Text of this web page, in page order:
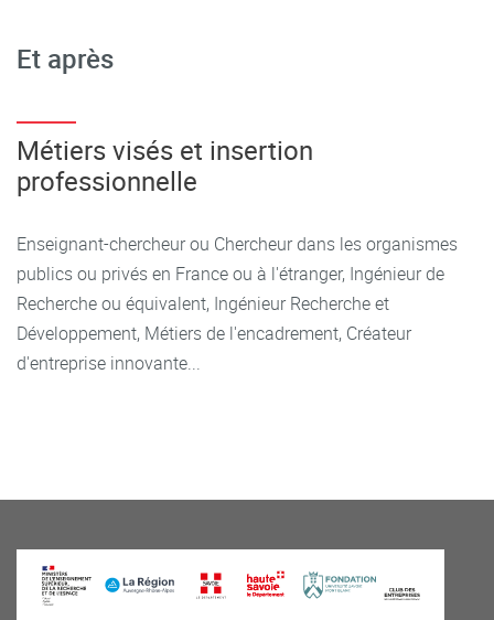
Et après
Métiers visés et insertion
professionnelle
Enseignant-chercheur ou Chercheur dans les organismes
publics ou privés en France ou à l'étranger, Ingénieur de
Recherche ou équivalent, Ingénieur Recherche et
Développement, Métiers de l'encadrement, Créateur
d'entreprise innovante...